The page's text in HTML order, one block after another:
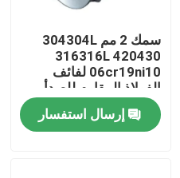
سمك 2 مم 304304L
316316L 420430
06cr19ni10 لفائف
الفولاذ المقاوم للصدأ
المدرفلة على البارد على
الساخنإرسال استفسار